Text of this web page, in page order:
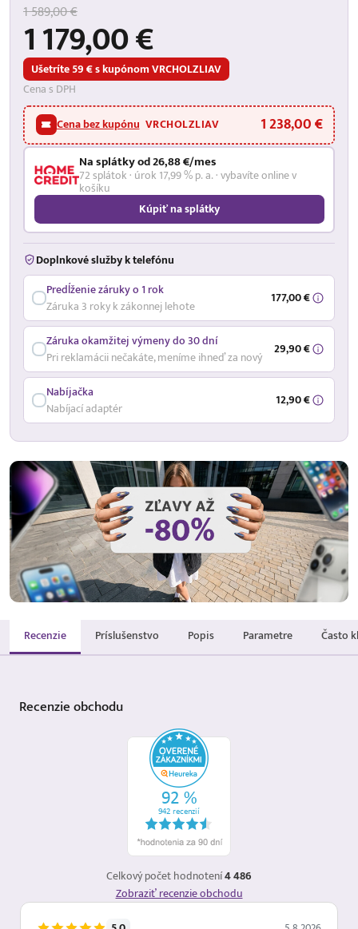
1 589,00 €
1 179,00 €
Ušetríte 59 € s kupónom VRCHOLZLIAV
Cena s DPH
Cena bez kupónu VRCHOLZLIAV 1 238,00 €
Na splátky od 26,88 €/mes
72 splátok · úrok 17,99 % p. a. · vybavíte online v
košíku
Kúpiť na splátky
Doplnkové služby k telefónu
Predĺženie záruky o 1 rok
Záruka 3 roky k zákonnej lehote
177,00 €
Záruka okamžitej výmeny do 30 dní
Pri reklamácii nečakáte, meníme ihneď za nový
29,90 €
Nabíjačka
Nabíjací adaptér
12,90 €
Recenzie Príslušenstvo Popis Parametre Často
Recenzieobchodu
Celkový počet hodnotení4 486
Zobraziť recenzie obchodu